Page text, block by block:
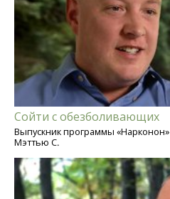
Сойти с обезболивающих
Выпускник программы «Нарконон»
Мэттью С.